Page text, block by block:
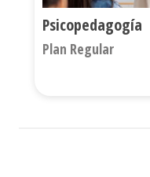
Psicopedagogía
Plan Regular